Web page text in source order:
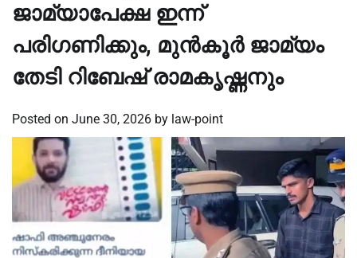
ജാമ്യാപേക്ഷ ഇന്ന്
പരിഗണിക്കും, മുൻകൂര്‍ ജാമ്യം
തേടി റിബേഷ് രാമകൃഷ്ണനും
Posted on June 30, 2026 by law-point